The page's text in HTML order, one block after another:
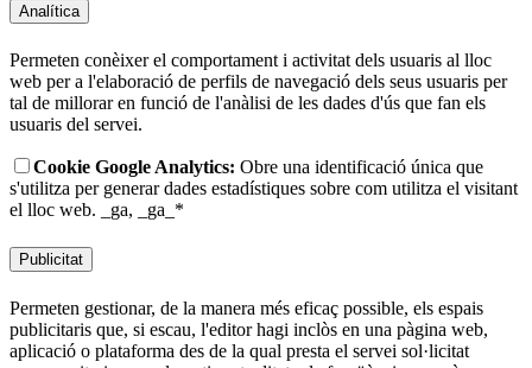
Analítica
Permeten conèixer el comportament i activitat dels usuaris al lloc
web per a l'elaboració de perfils de navegació dels seus usuaris per
tal de millorar en funció de l'anàlisi de les dades d'ús que fan els
usuaris del servei.
Cookie Google Analytics: Obre una identificació única que
s'utilitza per generar dades estadístiques sobre com utilitza el visitant
el lloc web.
_ga, _ga_*
Publicitat
Permeten gestionar, de la manera més eficaç possible, els espais
publicitaris que, si escau, l'editor hagi inclòs en una pàgina web,
aplicació o plataforma des de la qual presta el servei sol·licitat